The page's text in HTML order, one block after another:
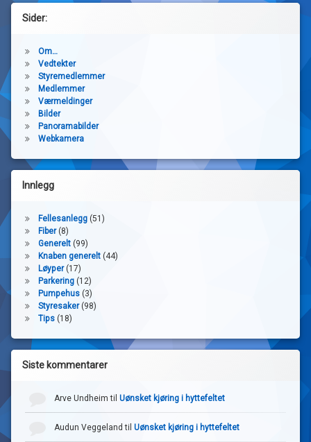
Sider:
Om…
Vedtekter
Styremedlemmer
Medlemmer
Værmeldinger
Bilder
Panoramabilder
Webkamera
Innlegg
Fellesanlegg(51)
Fiber(8)
Generelt(99)
Knaben generelt(44)
Løyper(17)
Parkering(12)
Pumpehus(3)
Styresaker(98)
Tips(18)
Siste kommentarer
Arve Undheim til Uønsket kjøring i hyttefeltet
Audun Veggeland til Uønsket kjøring i hyttefeltet